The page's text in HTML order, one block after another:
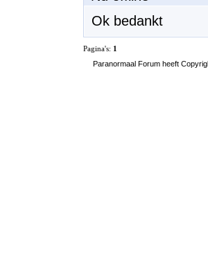
Ok bedankt
Pagina's: 1
Paranormaal Forum heeft